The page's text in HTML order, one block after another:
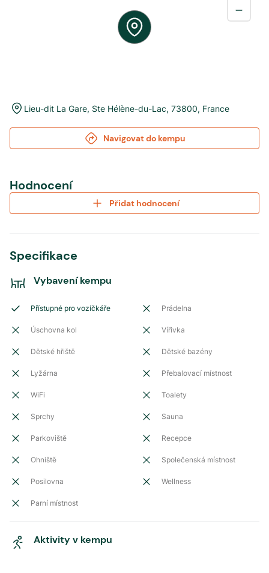
Lieu-dit La Gare, Ste Hélène-du-Lac, 73800, France
Navigovat do kempu
Hodnocení
Přidat hodnocení
Specifikace
Vybavení kempu
Přístupné pro vozíčkáře Prádelna
Úschovna kol Vířivka
Dětské hřiště Dětské bazény
Lyžárna Přebalovací místnost
WiFi Toalety
Sprchy Sauna
Parkoviště Recepce
Ohniště Společenská místnost
Posilovna Wellness
Parní místnost
Aktivity v kempu